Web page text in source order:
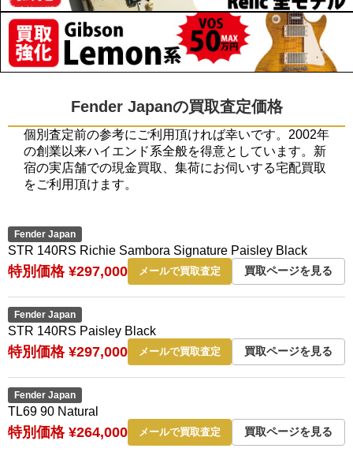
Fender Japanの買取査定価格
個別査定前の参考にご利用頂ければ幸いです。2002年
の創業以来ハイエンド系全般を得意としています。新
宿の実店舗での現金買取、集荷にお伺いする宅配買取
をご利用頂けます。
Fender Japan
STR 140RS Richie Sambora Signature Paisley Black
特別価格 ¥297,000 メールで買取査定 買取ページを見る
Fender Japan
STR 140RS Paisley Black
特別価格 ¥297,000 メールで買取査定 買取ページを見る
Fender Japan
TL69 90 Natural
特別価格 ¥264,000 メールで買取査定 買取ページを見る